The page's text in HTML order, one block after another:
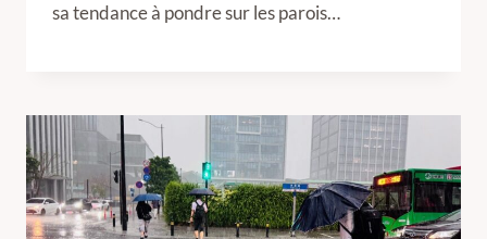
sa tendance à pondre sur les parois…